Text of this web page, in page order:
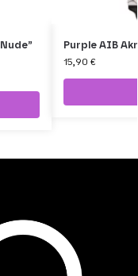
Purple AIB
15,90 €